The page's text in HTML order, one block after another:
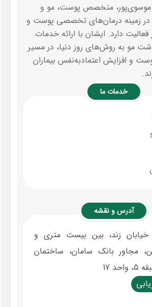
موسوی‌پور، متخصص پوست، مو و
در زمینه درمان‌های تخصصی پوست و
دارد. ایشان با ارائه خدمات
مو به روش‌های روز دنیا، در مسیر
و افزایش اعتمادبه‌نفس بیماران
خدمات ما
آدرس و نقشه
خیابان زند، بین بیست متری و
مجاور بانک سامان، ساختمان
17